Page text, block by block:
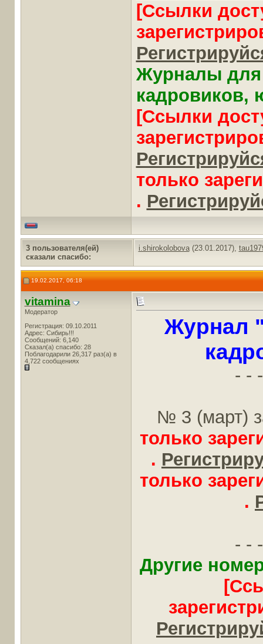
[Ссылки
Журналы для
кадровиков,
[Ссылки
только
.
3 пользователя(ей)
сказали cпасибо:
i.shirokolobova(23.01.2017),
19.02.2017, 06:18
vitamina
Модератор
Регистрация: 09.10.2011
Адрес: Сибирь!!!
Сообщений: 6,140
Сказал(а) спасибо: 28
Поблагодарили 26,317 раз(а) в
4,722 сообщениях
Журнал
- -
№ 3 (март)
только
.
только
.
- -
Другие